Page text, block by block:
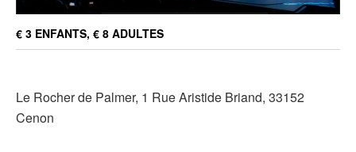
€ 3 ENFANTS, € 8 ADULTES
Le Rocher de Palmer, 1 Rue Aristide Briand, 33152
Cenon